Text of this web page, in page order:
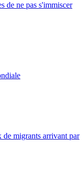
de ne pas s'immiscer
de migrants arrivant par